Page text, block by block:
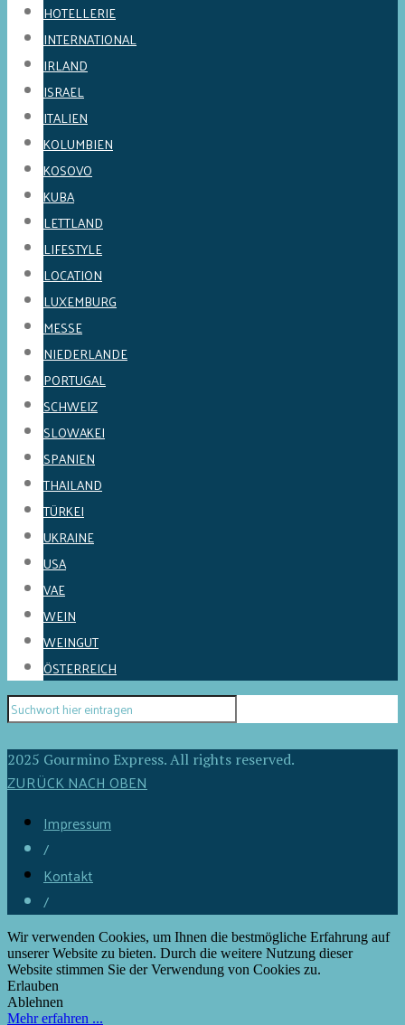
HOTELLERIE
INTERNATIONAL
IRLAND
ISRAEL
ITALIEN
KOLUMBIEN
KOSOVO
KUBA
LETTLAND
LIFESTYLE
LOCATION
LUXEMBURG
MESSE
NIEDERLANDE
PORTUGAL
SCHWEIZ
SLOWAKEI
SPANIEN
THAILAND
TÜRKEI
UKRAINE
USA
VAE
WEIN
WEINGUT
ÖSTERREICH
2025 Gourmino Express. All rights reserved.
ZURÜCK NACH OBEN
Impressum
/
Kontakt
/
Wir verwenden Cookies, um Ihnen die bestmögliche Erfahrung auf
unserer Website zu bieten. Durch die weitere Nutzung dieser
Website stimmen Sie der Verwendung von Cookies zu.
Erlauben
Ablehnen
Mehr erfahren ...